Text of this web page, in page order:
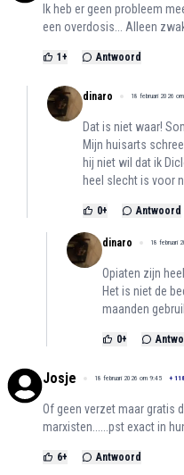
Ik heb er geen probleem
een overdosis... Alleen
1+ Antwoord
dinaro 18 februari 2026
Dat is niet waar!
Mijn huisarts
hij niet wil dat ik
heel slecht is voor
0+ Antwoord
dinaro 18 februari
Opiaten zijn
Het is niet de
maanden
0+
Josje 18 februari 2026 om 9:45 +
Of geen verzet maar gratis
marxisten......pst exact in
6+ Antwoord